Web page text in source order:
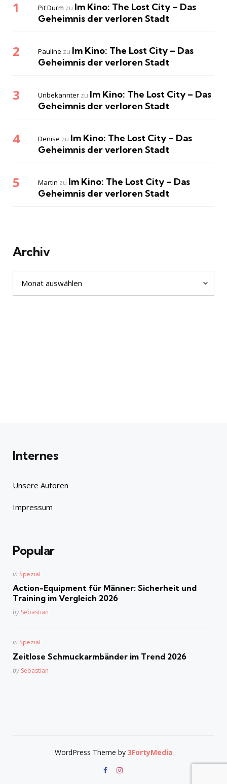
Pit Durm zu Im Kino: The Lost City – Das
Geheimnis der verloren Stadt
Pauline zu Im Kino: The Lost City – Das
Geheimnis der verloren Stadt
Unbekannter zu Im Kino: The Lost City – Das
Geheimnis der verloren Stadt
Denise zu Im Kino: The Lost City – Das
Geheimnis der verloren Stadt
Martin zu Im Kino: The Lost City – Das
Geheimnis der verloren Stadt
Archiv
Archiv
Internes
Unsere Autoren
Impressum
Popular
Posted
in Spezial
Action-Equipment für Männer: Sicherheit und
Training im Vergleich 2026
Posted
by Sebastian
Posted
in Spezial
Zeitlose Schmuckarmbänder im Trend 2026
Posted
by Sebastian
WordPress Theme by 3FortyMedia